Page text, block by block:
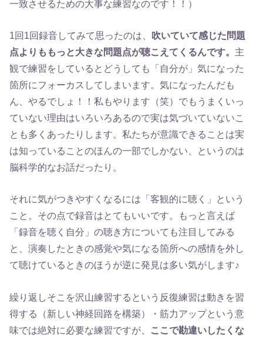
一致させるための大事な練習なのです！！）
1回1回録音してみて思ったのは、 吹いていて感じた問題
点よりももっと大きな問題点が聴こえてくるんです。 主
観で練習をしているとどうしても「自分が」気になった
箇所にフォーカスしてしまいます。気になったんだも
ん、やるでしょ！！私もやります（笑）でもうまくいっ
ていない理由はいろいろあるので実は気づいていないこ
とも多くあったりします。私たちが意識できることは実
は知っていることのほんの一部でしかない、というのは
脳科学的なお話だったり。
それに気がつきやすくなるには「客観的に聴く」という
こと。その点で録音はとてもいいです。もっと言えば
「録音を聴く自分」の聴き方についても注目してみる
と、演奏したときの感覚や気になる箇所への感情を外し
て聴けているときのほうが逆に発見は多い気がします♪
繰り返しそこを沢山練習するという反復練習は動きを習
得する（新しい神経回路を構築）・筋力アップという意
味では絶対に必要な練習ですが、 ここで勘違いしたくな